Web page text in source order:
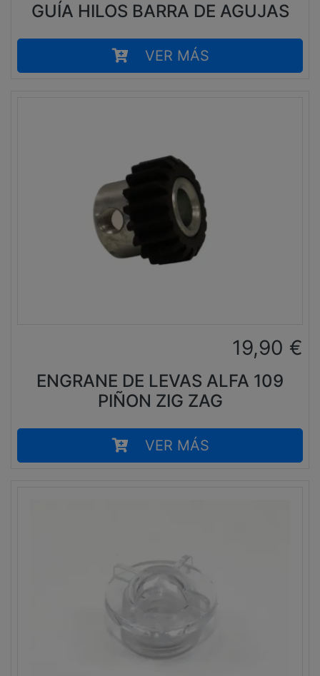
GUÍA HILOS BARRA DE AGUJAS
VER MÁS
19,90 €
ENGRANE DE LEVAS ALFA 109
PIÑON ZIG ZAG
VER MÁS